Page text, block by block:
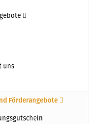
uns
Förderangebote